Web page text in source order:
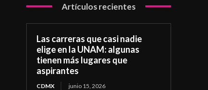
Artículos recientes
Las carreras que casi nadie
elige en la UNAM: algunas
tienen más lugares que
aspirantes
CDMX junio 15, 2026